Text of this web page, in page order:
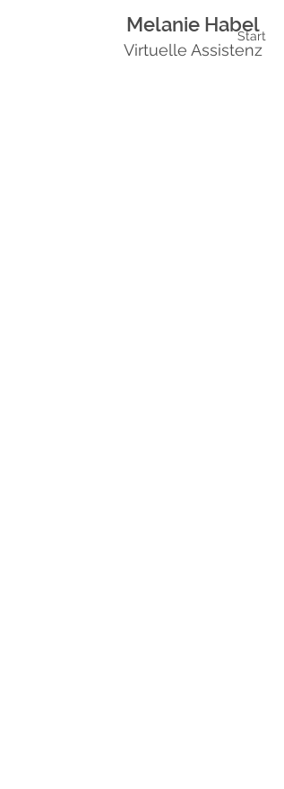
Melanie Habel
Virtuelle Assistenz
Start